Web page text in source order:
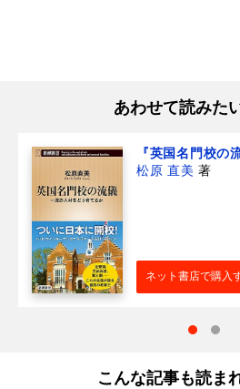
あわせて読みた
『英国名門校の
松原 直美 著
ネット書店で購入
こんな記事も読ま